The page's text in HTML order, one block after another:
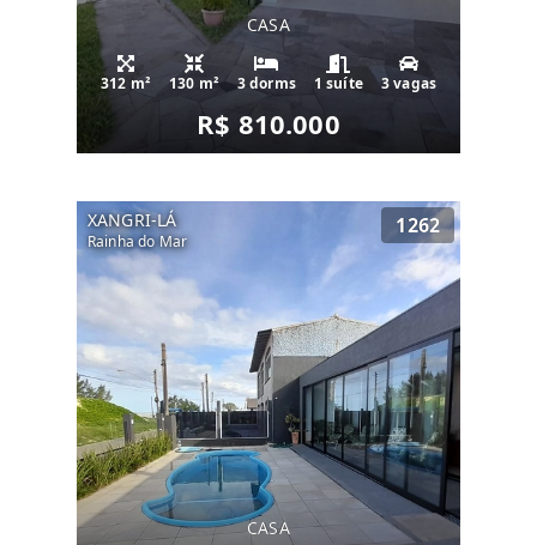
CASA
312 m² 130 m² 3 dorms 1 suíte 3 vagas
R$ 810.000
XANGRI-LÁ
Rainha do Mar
1262
CASA